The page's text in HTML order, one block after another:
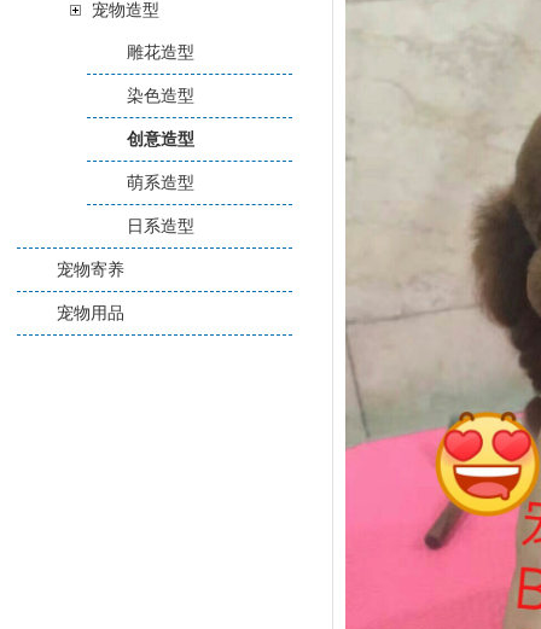
宠物造型
雕花造型
染色造型
创意造型
萌系造型
日系造型
宠物寄养
宠物用品